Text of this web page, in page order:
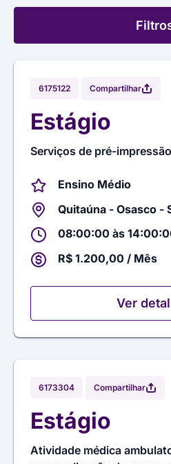
6175122 Compartilhar
Estágio
Serviços de pré-impressão
Ensino Médio
Quitaúna - Osasco -
08:00:00 às
R$ 1.200,00 / Mês
Ver
6173304 Compartilhar
Estágio
Atividade médica